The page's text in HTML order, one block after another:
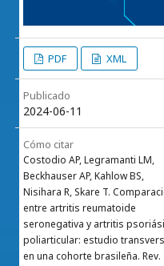
PDF XML
Publicado
2024-06-11
Cómo citar
Costodio AP, Legramanti LM,
Beckhauser AP, Kahlow BS,
Nisihara R, Skare T.
entre artritis reumatoide
seronegativa y artritis
poliarticular: estudio
en una cohorte brasileña. Rev.